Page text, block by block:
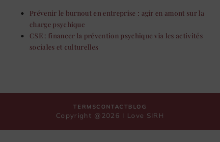
Prévenir le burnout en entreprise : agir en amont sur la
charge psychique
CSE : financer la prévention psychique via les activités
sociales et culturelles
TERMSCONTACTBLOG
Copyright @2026 I Love SIRH